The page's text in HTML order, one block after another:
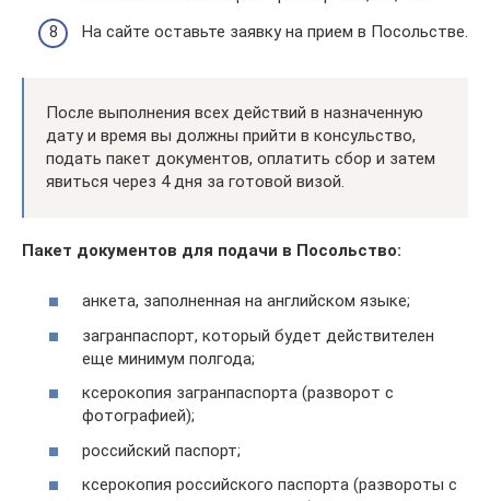
На сайте оставьте заявку на прием в Посольстве.
После выполнения всех действий в назначенную
дату и время вы должны прийти в консульство,
подать пакет документов, оплатить сбор и затем
явиться через 4 дня за готовой визой.
Пакет документов для подачи в Посольство:
анкета, заполненная на английском языке;
загранпаспорт, который будет действителен
еще минимум полгода;
ксерокопия загранпаспорта (разворот с
фотографией);
российский паспорт;
ксерокопия российского паспорта (развороты с